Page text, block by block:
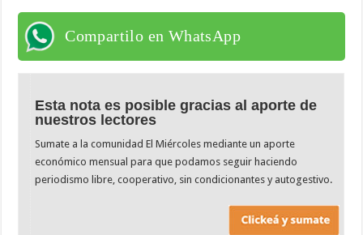
Compartilo en WhatsApp
Esta nota es posible gracias al aporte de
nuestros lectores
Sumate a la comunidad El Miércoles mediante un aporte
económico mensual para que podamos seguir haciendo
periodismo libre, cooperativo, sin condicionantes y autogestivo.